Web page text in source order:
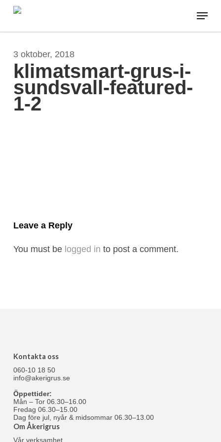
Skip
main
Menu
3 oktober, 2018
klimatsmart-grus-i-
sundsvall-featured-
1-2
Leave a Reply
You must be logged in to post a comment.
Kontakta oss
060-10 18 50
info@akerigrus.se
Öppettider:
Mån – Tor 06.30–16.00
Fredag 06.30–15.00
Dag före jul, nyår & midsommar 06.30–13.00
Om Åkerigrus
Vår verksamhet